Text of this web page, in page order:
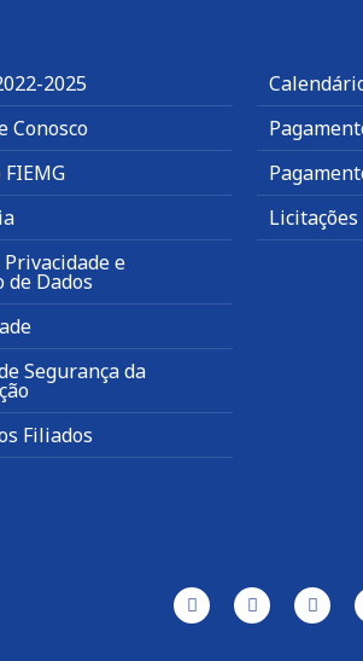
2025
Conosco
Privacidade e
de Dados
Segurança da
Filiados